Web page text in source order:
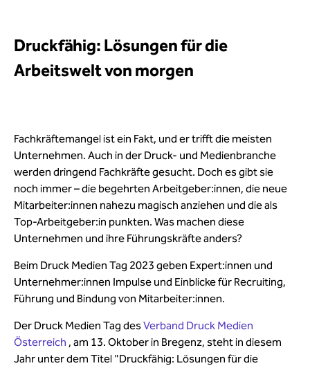
Druckfähig: Lösungen für die
Arbeitswelt von morgen
Fachkräftemangel ist ein Fakt, und er trifft die meisten
Unternehmen. Auch in der Druck- und Medienbranche
werden dringend Fachkräfte gesucht. Doch es gibt sie
noch immer – die begehrten Arbeitgeber:innen, die neue
Mitarbeiter:innen nahezu magisch anziehen und die als
Top-Arbeitgeber:in punkten. Was machen diese
Unternehmen und ihre Führungskräfte anders?
Beim Druck Medien Tag 2023 geben Expert:innen und
Unternehmer:innen Impulse und Einblicke für Recruiting,
Führung und Bindung von Mitarbeiter:innen.
Der Druck Medien Tag desVerband Druck Medien
Österreich , am 13. Oktober in Bregenz, steht in diesem
Jahr unter dem Titel "Druckfähig: Lösungen für die